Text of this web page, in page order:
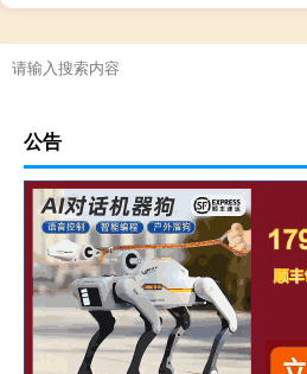
公告